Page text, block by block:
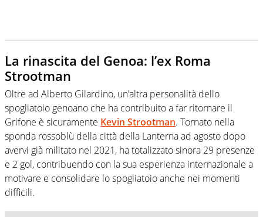
La rinascita del Genoa: l’ex Roma
Strootman
Oltre ad Alberto Gilardino, un’altra personalità dello
spogliatoio genoano che ha contribuito a far ritornare il
Grifone è sicuramente Kevin Strootman. Tornato nella
sponda rossoblù della città della Lanterna ad agosto dopo
avervi già militato nel 2021, ha totalizzato sinora 29 presenze
e 2 gol, contribuendo con la sua esperienza internazionale a
motivare e consolidare lo spogliatoio anche nei momenti
difficili.